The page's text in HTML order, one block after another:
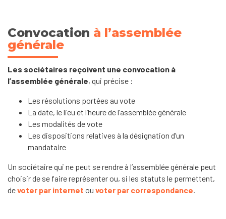
Convocation à l’assemblée
générale
Les sociétaires reçoivent une convocation à
l’assemblée générale, qui précise :
Les résolutions portées au vote
La date, le lieu et l’heure de l’assemblée générale
Les modalités de vote
Les dispositions relatives à la désignation d’un
mandataire
Un sociétaire qui ne peut se rendre à l’assemblée générale peut
choisir de se faire représenter ou, si les statuts le permettent,
devoter par internet ou voter par correspondance.